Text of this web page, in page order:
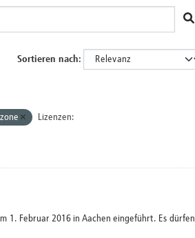
Sortieren nach
Lizenzen:
1. Februar 2016 in Aachen eingeführt. Es dürfen